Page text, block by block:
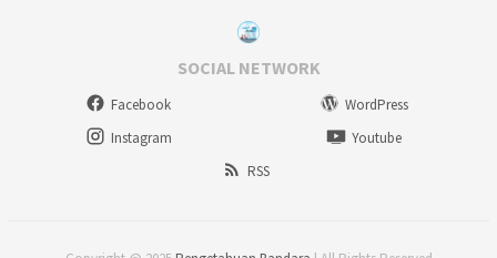
SOCIAL NETWORK
Facebook
WordPress
Instagram
Youtube
RSS